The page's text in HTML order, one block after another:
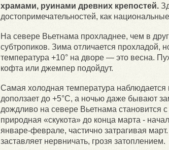
храмами, руинами древних крепостей.
достопримечательностей, как
На севере Вьетнама прохладнее, чем в
субтропиков. Зима отличается прохладой,
температура +10° на дворе — это весна.
кофта или джемпер подойдут.
Самая холодная температура наблюдается
доползает до +5°С, а ночью даже бывают
дождливо на севере Вьетнама становится
природная «скукота» до конца марта -
январе-феврале, частично затрагивая
заставляет нервничать, грозя затоплением.